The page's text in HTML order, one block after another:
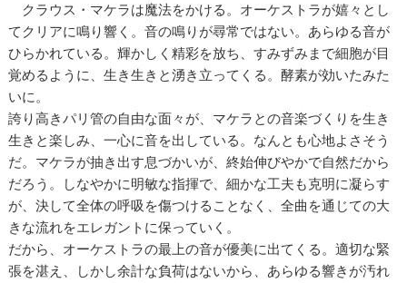
クラウス・マケラは魔法をかける。オーケストラが嬉々とし
てクリアに鳴り響く。音の鳴りが尋常ではない。あらゆる音が
ひらかれている。輝かしく精彩を放ち、すみずみまで細胞が目
覚めるように、生き生きと湧き立ってくる。酵素が効いたみた
いに。
誇り高きパリ管の自由な面々が、マケラとの音楽づくりを生き
生きと楽しみ、一心に音を出している。なんとも心地よさそう
だ。マケラが抽き出す息づかいが、終始伸びやかで自然だから
だろう。しなやかに明敏な指揮で、細かな工夫も克明に凝らす
が、決して全体の呼吸を傷つけることなく、全曲を通じての大
きな流れをエレガントに保っていく。
だから、オーケストラの最上の音が優美に出てくる。適切な緊
張を湛え、しかし余計な負荷はないから、あらゆる響きが汚れ